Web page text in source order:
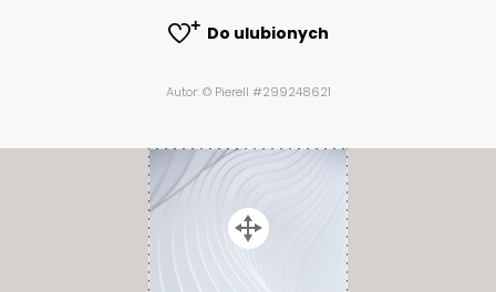
Do ulubionych
Autor: © Pierell #299248621